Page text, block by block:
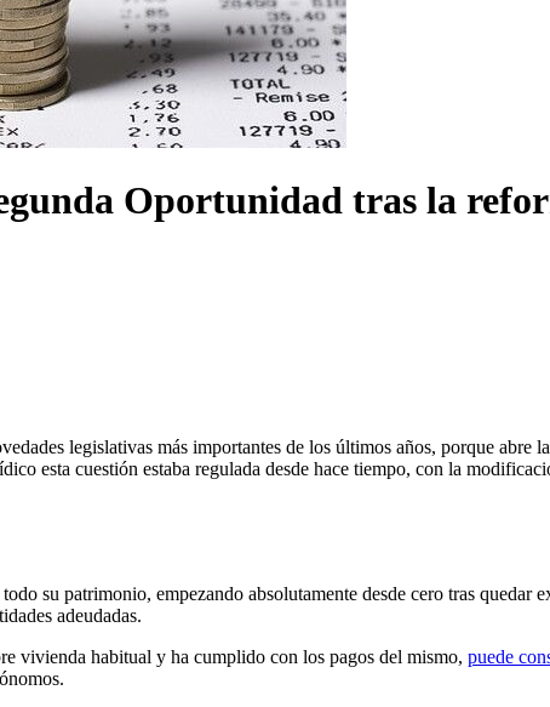
Oportunidad tras la
legislativas más importantes de los últimos años, porque abre
esta cuestión estaba regulada desde hace tiempo, con la
su patrimonio, empezando absolutamente desde cero tras quedar
adeudadas.
vivienda habitual y ha cumplido con los pagos del mismo, puede